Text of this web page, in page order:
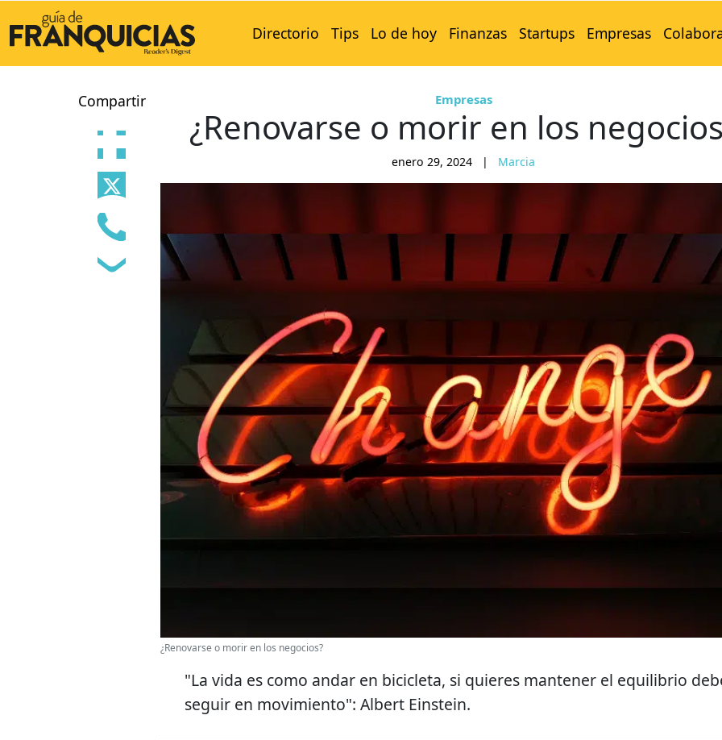
Directorio Tips Lo de hoy Finanzas Startups Empresas
Compartir Empresas
¿Renovarse o morir en los
enero 29, 2024 | Marcia
¿Renovarse o morir en los negocios?
"La vida es como andar en bicicleta, si quieres mantener el equilibrio
seguir en movimiento": Albert Einstein.